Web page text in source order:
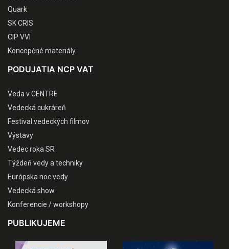
Quark
SK CRIS
CIP VVI
Koncepčné materiály
PODUJATIA NCP VAT
Veda v CENTRE
Vedecká cukráreň
Festival vedeckých filmov
Výstavy
Vedec roka SR
Týždeň vedy a techniky
Európska noc vedy
Vedecká show
Konferencie / workshopy
PUBLIKUJEME